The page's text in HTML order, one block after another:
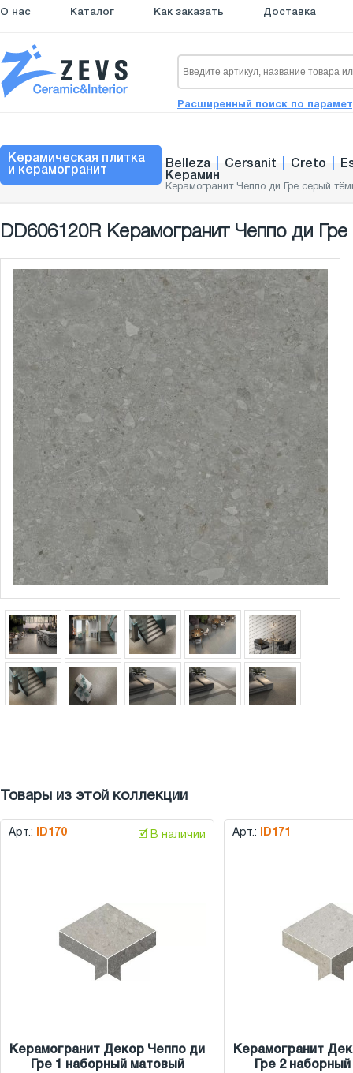
О нас Каталог Как заказать Доставка
Расширенный поиск по
Керамическая плитка
и керамогранит
Belleza Cersanit Creto
Керамин
Керамогранит Чеппо ди Гре серый
DD606120R Керамогранит Чеппо ди
Товары из этой коллекции
Арт.: ID170 🗹 В наличии
Керамогранит Декор Чеппо ди
Гре 1 наборный матовый
Арт.: ID171
Керамогранит
Гре 2